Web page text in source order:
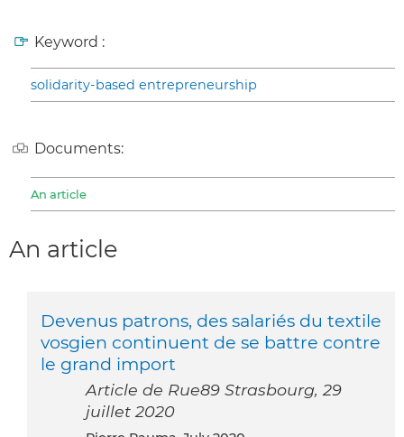
Keyword :
solidarity-based entrepreneurship
Documents:
An article
An article
Devenus patrons, des salariés du textile
vosgien continuent de se battre contre
le grand import
Article de Rue89 Strasbourg, 29
juillet 2020